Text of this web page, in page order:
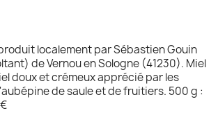
localement par Sébastien Gouin
de Vernou en Sologne (41230). Miel
doux et crémeux apprécié par les
de saule et de fruitiers. 500 g :